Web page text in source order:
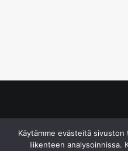
Käytämme evästeitä
liikenteen analysoinnissa.